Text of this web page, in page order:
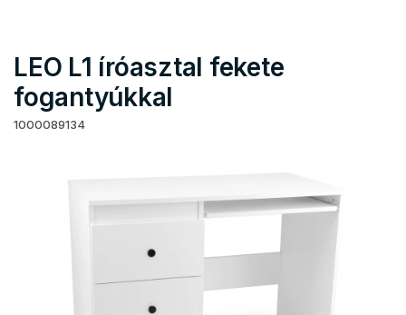
LEO L1 íróasztal fekete
fogantyúkkal
1000089134